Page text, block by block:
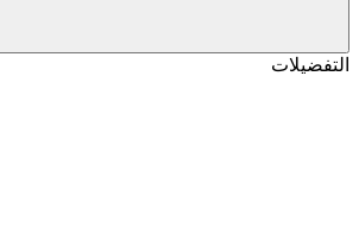
التفضيلات